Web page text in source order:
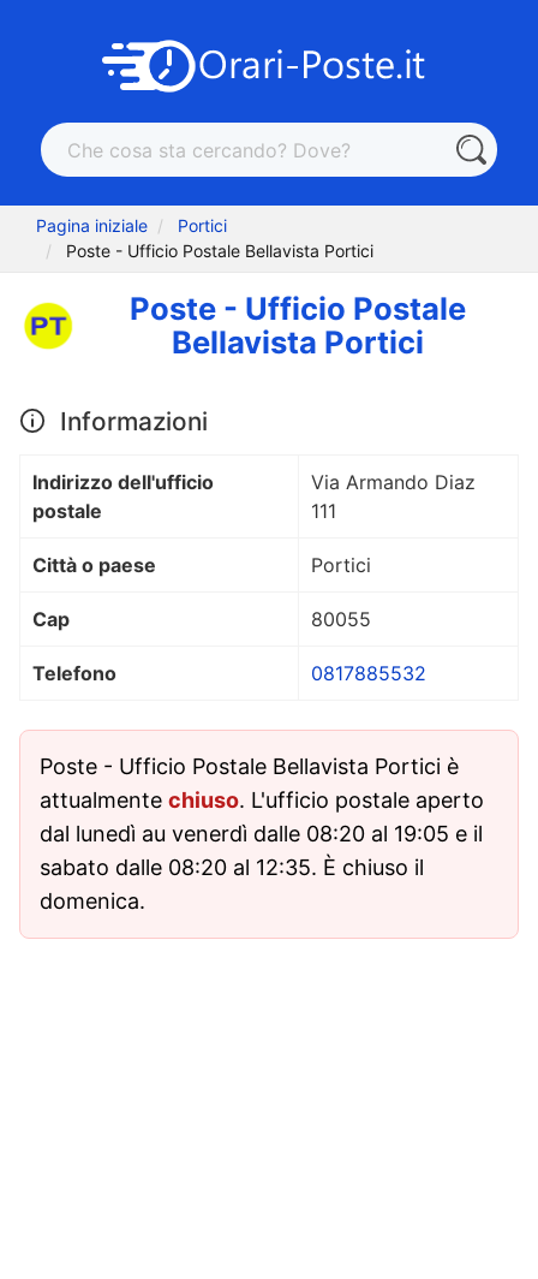
Pagina iniziale
Portici
Poste - Ufficio Postale Bellavista Portici
Poste - Ufficio Postale
Bellavista Portici
Informazioni
Indirizzo dell'ufficio
postale
Via Armando Diaz
111
Città o paese Portici
Cap 80055
Telefono 0817885532
Poste - Ufficio Postale Bellavista Portici è
attualmente chiuso. L'ufficio postale aperto
dal lunedì au venerdì dalle 08:20 al 19:05 e il
sabato dalle 08:20 al 12:35. È chiuso il
domenica.